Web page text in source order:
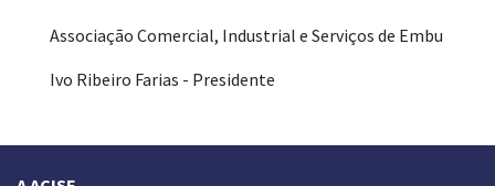
Associação Comercial, Industrial e Serviços de Embu
Ivo Ribeiro Farias - Presidente